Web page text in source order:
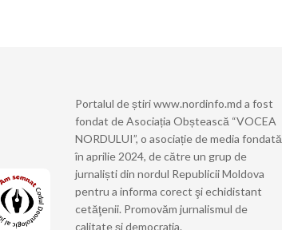
Portalul de știri www.nordinfo.md a fost
fondat de Asociația Obștească “VOCEA
NORDULUI”, o asociație de media fondată
în aprilie 2024, de către un grup de
jurnaliști din nordul Republicii Moldova
pentru a informa corect şi echidistant
cetăţenii. Promovăm jurnalismul de
calitate și democraţia.